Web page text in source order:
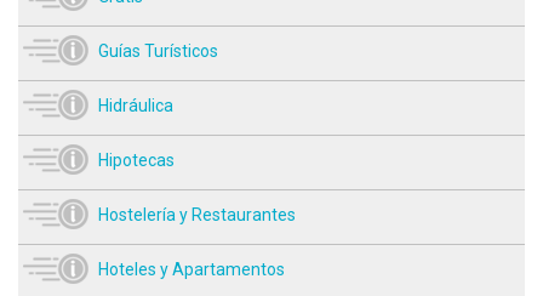
Guías Turísticos
Hidráulica
Hipotecas
Hostelería y Restaurantes
Hoteles y Apartamentos